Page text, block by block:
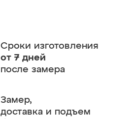
Сроки изготовления
от 7 дней
после замера
Замер,
доставка и подъем